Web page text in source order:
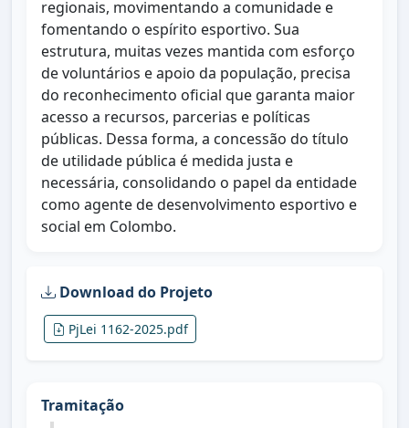
regionais, movimentando a comunidade e
fomentando o espírito esportivo. Sua
estrutura, muitas vezes mantida com esforço
de voluntários e apoio da população, precisa
do reconhecimento oficial que garanta maior
acesso a recursos, parcerias e políticas
públicas. Dessa forma, a concessão do título
de utilidade pública é medida justa e
necessária, consolidando o papel da entidade
como agente de desenvolvimento esportivo e
social em Colombo.
Download do Projeto
PjLei 1162-2025.pdf
Tramitação